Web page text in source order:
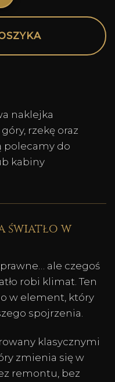
naklejka
rzekę oraz
polecamy do
kabiny
światło w
ale czegoś
robi klimat. Ten
w element, który
spojrzenia.
klasycznymi
zmienia się w
remontu, bez